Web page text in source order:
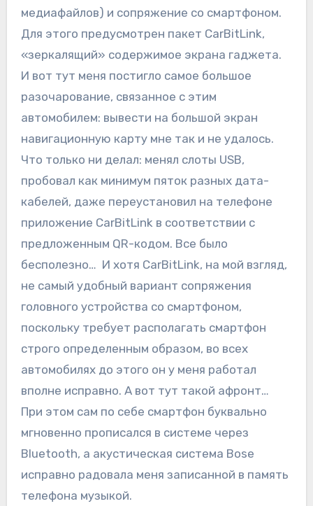
медиафайлов) и сопряжение со смартфоном.
Для этого предусмотрен пакет CarBitLink,
«зеркалящий» содержимое экрана гаджета.
И вот тут меня постигло самое большое
разочарование, связанное с этим
автомобилем: вывести на большой экран
навигационную карту мне так и не удалось.
Что только ни делал: менял слоты USB,
пробовал как минимум пяток разных дата-
кабелей, даже переустановил на телефоне
приложение CarBitLink в соответствии с
предложенным QR-кодом. Все было
бесполезно… И хотя CarBitLink, на мой взгляд,
не самый удобный вариант сопряжения
головного устройства со смартфоном,
поскольку требует располагать смартфон
строго определенным образом, во всех
автомобилях до этого он у меня работал
вполне исправно. А вот тут такой афронт…
При этом сам по себе смартфон буквально
мгновенно прописался в системе через
Bluetooth, а акустическая система Bose
исправно радовала меня записанной в память
телефона музыкой.